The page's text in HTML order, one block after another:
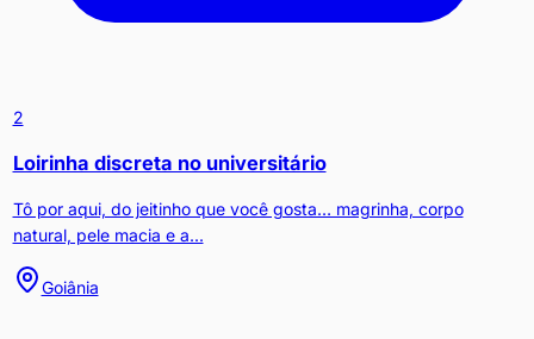
2
Loirinha discreta no universitário
Tô por aqui, do jeitinho que você gosta… magrinha, corpo
natural, pele macia e a...
Goiânia